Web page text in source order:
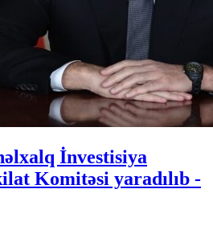
İnvestisiya
Komitəsi yaradılıb -